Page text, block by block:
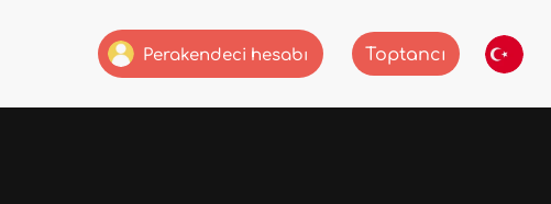
Perakendeci hesabı Toptancı